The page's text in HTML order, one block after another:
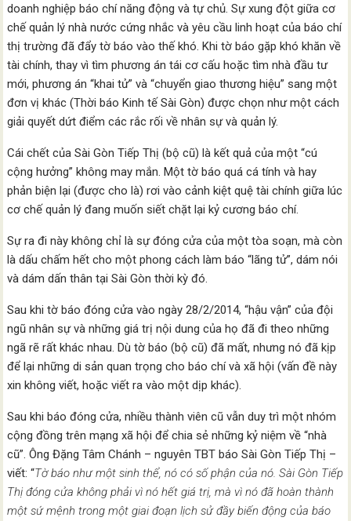
doanh nghiệp báo chí năng động và tự chủ. Sự xung đột giữa cơ
chế quản lý nhà nước cứng nhắc và yêu cầu linh hoạt của báo chí
thị trường đã đẩy tờ báo vào thế khó. Khi tờ báo gặp khó khăn về
tài chính, thay vì tìm phương án tái cơ cấu hoặc tìm nhà đầu tư
mới, phương án “khai tử” và “chuyển giao thương hiệu” sang một
đơn vị khác (Thời báo Kinh tế Sài Gòn) được chọn như một cách
giải quyết dứt điểm các rắc rối về nhân sự và quản lý.
Cái chết của Sài Gòn Tiếp Thị (bộ cũ) là kết quả của một “cú
cộng hưởng” không may mắn. Một tờ báo quá cá tính và hay
phản biện lại (được cho là) rơi vào cảnh kiệt quệ tài chính giữa lúc
cơ chế quản lý đang muốn siết chặt lại kỷ cương báo chí.
Sự ra đi này không chỉ là sự đóng cửa của một tòa soạn, mà còn
là dấu chấm hết cho một phong cách làm báo “lãng tử”, dám nói
và dám dấn thân tại Sài Gòn thời kỳ đó.
Sau khi tờ báo đóng cửa vào ngày 28/2/2014, “hậu vận” của đội
ngũ nhân sự và những giá trị nội dung của họ đã đi theo những
ngã rẽ rất khác nhau. Dù tờ báo (bộ cũ) đã mất, nhưng nó đã kịp
để lại những di sản quan trọng cho báo chí và xã hội (vấn đề này
xin không viết, hoặc viết ra vào một dịp khác).
Sau khi báo đóng cửa, nhiều thành viên cũ vẫn duy trì một nhóm
cộng đồng trên mạng xã hội để chia sẻ những kỷ niệm về “nhà
cũ”. Ông Đặng Tâm Chánh – nguyên TBT báo Sài Gòn Tiếp Thị –
viết: “Tờ báo như một sinh thể, nó có số phận của nó. Sài Gòn Tiếp
Thị đóng cửa không phải vì nó hết giá trị, mà vì nó đã hoàn thành
một sứ mệnh trong một giai đoạn lịch sử đầy biến động của báo